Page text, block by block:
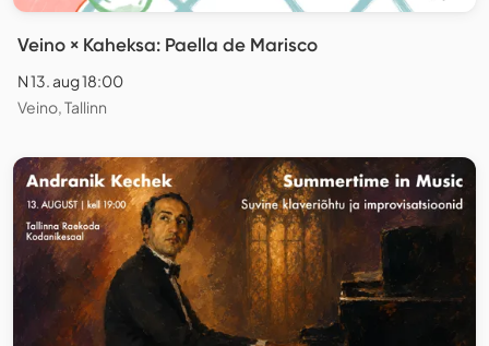
Veino × Kaheksa: Paella de Marisco
N 13. aug 18:00
Veino, Tallinn